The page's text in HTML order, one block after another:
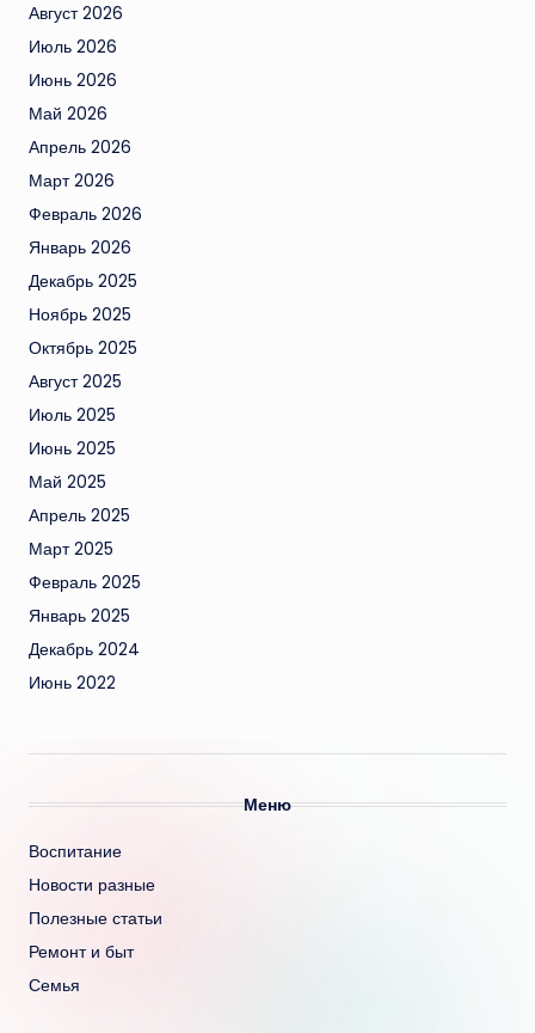
Август 2026
Июль 2026
Июнь 2026
Май 2026
Апрель 2026
Март 2026
Февраль 2026
Январь 2026
Декабрь 2025
Ноябрь 2025
Октябрь 2025
Август 2025
Июль 2025
Июнь 2025
Май 2025
Апрель 2025
Март 2025
Февраль 2025
Январь 2025
Декабрь 2024
Июнь 2022
Меню
Воспитание
Новости разные
Полезные статьи
Ремонт и быт
Семья